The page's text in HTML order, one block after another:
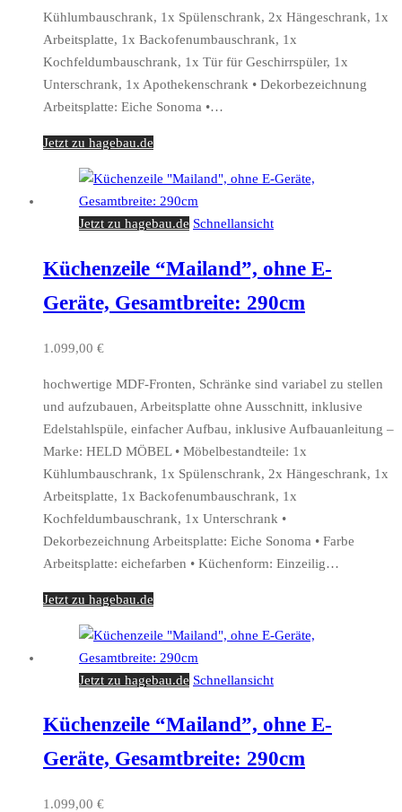
Kühlumbauschrank, 1x Spülenschrank, 2x Hängeschrank, 1x
Arbeitsplatte, 1x Backofenumbauschrank, 1x
Kochfeldumbauschrank, 1x Tür für Geschirrspüler, 1x
Unterschrank, 1x Apothekenschrank • Dekorbezeichnung
Arbeitsplatte: Eiche Sonoma •…
Jetzt zu hagebau.de
Jetzt zu hagebau.de Schnellansicht
Küchenzeile “Mailand”, ohne E-
Geräte, Gesamtbreite: 290cm
1.099,00 €
hochwertige MDF-Fronten, Schränke sind variabel zu stellen
und aufzubauen, Arbeitsplatte ohne Ausschnitt, inklusive
Edelstahlspüle, einfacher Aufbau, inklusive Aufbauanleitung –
Marke: HELD MÖBEL • Möbelbestandteile: 1x
Kühlumbauschrank, 1x Spülenschrank, 2x Hängeschrank, 1x
Arbeitsplatte, 1x Backofenumbauschrank, 1x
Kochfeldumbauschrank, 1x Unterschrank •
Dekorbezeichnung Arbeitsplatte: Eiche Sonoma • Farbe
Arbeitsplatte: eichefarben • Küchenform: Einzeilig…
Jetzt zu hagebau.de
Jetzt zu hagebau.de Schnellansicht
Küchenzeile “Mailand”, ohne E-
Geräte, Gesamtbreite: 290cm
1.099,00 €